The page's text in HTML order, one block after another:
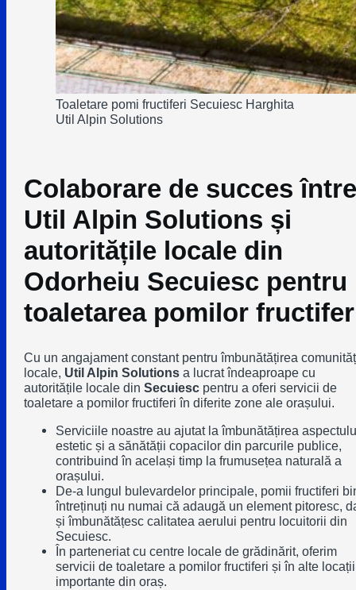
Toaletare pomi fructiferi Secuiesc Harghita
Util Alpin Solutions
Colaborare de succes între
Util Alpin Solutions și
autoritățile locale din
Odorheiu Secuiesc pentru
toaletarea pomilor
Cu un angajament constant pentru îmbunătățirea
locale, Util Alpin Solutionsa lucrat îndeaproape cu
autoritățile locale din Secuiescpentru a oferi servicii de
toaletare a pomilor fructiferi în diferite zone ale orașului.
Serviciile noastre au ajutat la îmbunătățirea
estetic și a sănătății copacilor din parcurile publice,
contribuind în același timp la frumusețea naturală a
orașului.
De-a lungul bulevardelor principale, pomii fructiferi
întreținuți nu numai că adaugă un element pitoresc,
și îmbunătățesc calitatea aerului pentru locuitorii din
Secuiesc.
În parteneriat cu centre locale de grădinărit, oferim
servicii de toaletare a pomilor fructiferi și în alte locații
importante din oraș.